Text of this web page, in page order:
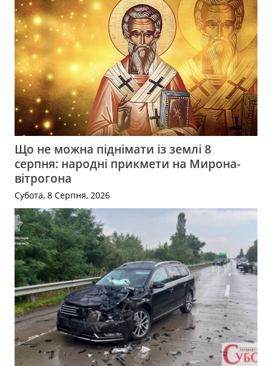
Що не можна піднімати із землі 8
серпня: народні прикмети на Мирона-
вітрогона
Субота, 8 Серпня, 2026